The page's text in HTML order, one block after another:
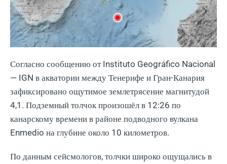
Согласно сообщению от Instituto Geográfico Nacional
— IGN в акватории между Тенерифе и Гран-Канария
зафиксировано ощутимое землетрясение магнитудой
4,1. Подземный толчок произошёл в 12:26 по
канарскому времени в районе подводного вулкана
Enmedio на глубине около 10 километров.
По данным сейсмологов, толчки широко ощущались в